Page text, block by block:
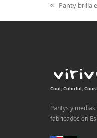
previous
post:
Panty brilla
Cool, Colorful,
Pantys y
fabricados en